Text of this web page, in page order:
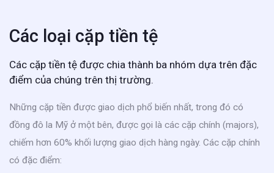
Các loại cặp tiền tệ
Các cặp tiền tệ được chia thành ba nhóm dựa trên đặc
điểm của chúng trên thị trường.
Những cặp tiền được giao dịch phổ biến nhất, trong đó có
đồng đô la Mỹ ở một bên, được gọi là các cặp chính (majors),
chiếm hơn 60% khối lượng giao dịch hàng ngày. Các cặp chính
có đặc điểm: